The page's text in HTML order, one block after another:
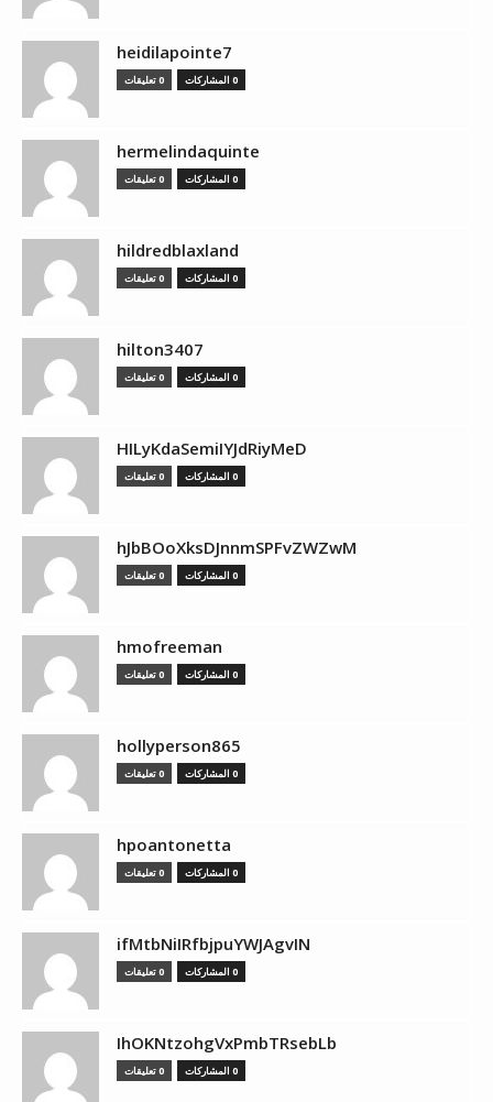
heidilapointe7
0 المشاركات 0 تعليقات
hermelindaquinte
0 المشاركات 0 تعليقات
hildredblaxland
0 المشاركات 0 تعليقات
hilton3407
0 المشاركات 0 تعليقات
HILyKdaSemiIYJdRiyMeD
0 المشاركات 0 تعليقات
hJbBOoXksDJnnmSPFvZWZwM
0 المشاركات 0 تعليقات
hmofreeman
0 المشاركات 0 تعليقات
hollyperson865
0 المشاركات 0 تعليقات
hpoantonetta
0 المشاركات 0 تعليقات
ifMtbNiIRfbjpuYWJAgvIN
0 المشاركات 0 تعليقات
IhOKNtzohgVxPmbTRsebLb
0 المشاركات 0 تعليقات